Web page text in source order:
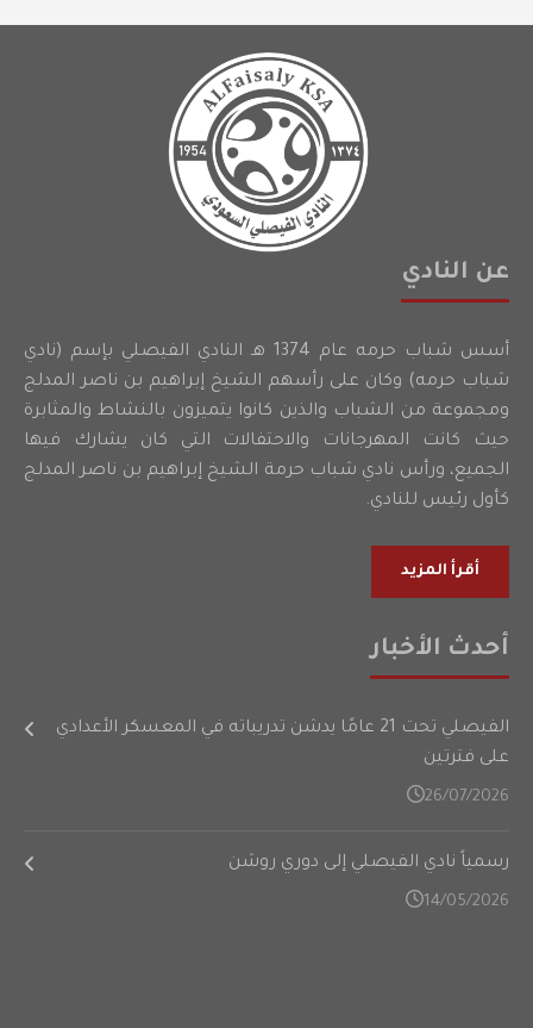
عن النادي
أسس شباب حرمه عام 1374 هـ النادي الفيصلي بإسم (نادي
شباب حرمه) وكان على رأسهم الشيخ إبراهيم بن ناصر المدلج
ومجموعة من الشباب والذين كانوا يتميزون بالنشاط والمثابرة
حيث كانت المهرجانات والاحتفالات التي كان يشارك فيها
الجميع، ورأس نادي شباب حرمة الشيخ إبراهيم بن ناصر المدلج
كأول رئيس للنادي.
أقرأ المزيد
أحدث الأخبار
الفيصلي تحت 21 عامًا يدشن تدريباته في المعسكر الأعدادي
على فترتين
26/07/2026
رسمياً نادي الفيصلي إلى دوري روشن
14/05/2026